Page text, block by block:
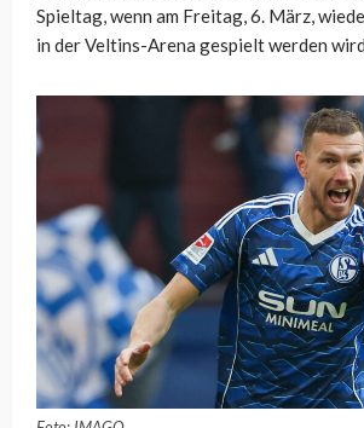
Spieltag, wenn am Freitag, 6. März,
in der Veltins-Arena gespielt werden